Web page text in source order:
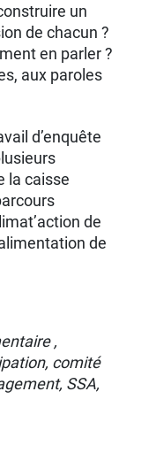
un
de chacun ?
en parler ?
aux paroles
d’enquête
la caisse
de
de
,
comité
SSA,